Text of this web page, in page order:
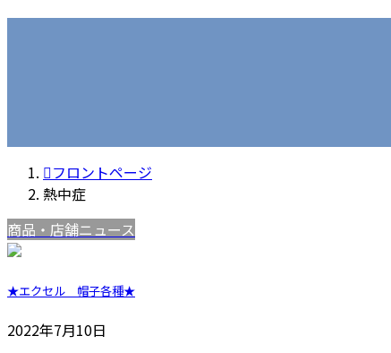
フロントページ
熱中症
商品・店舗ニュース
★エクセル 帽子各種★
2022年7月10日